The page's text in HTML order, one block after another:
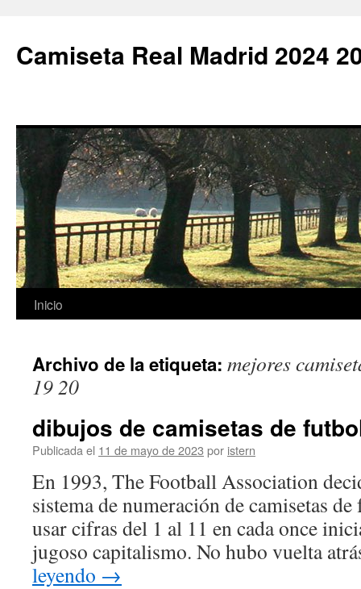
Camiseta Real Madrid 2024
Saltar
contenido
Inicio
Archivo de la etiqueta: mejores
19 20
dibujos de camisetas de
Publicada el 11 de mayo de 2023 por istern
En 1993, The Football Association
sistema de numeración de camisetas
usar cifras del 1 al 11 en cada once
jugoso capitalismo. No hubo vuelta
leyendo →